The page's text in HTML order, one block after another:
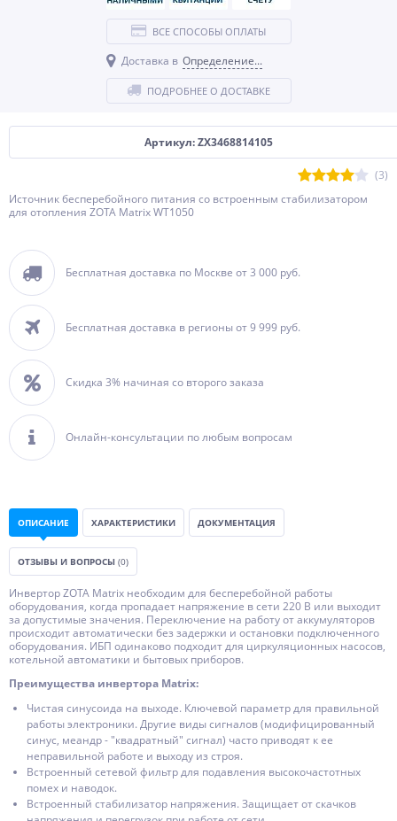
Артикул: ZX3468814105
(3)
Источник бесперебойного питания со встроенным стабилизатором
для отопления ZOTA Matrix WT1050
Бесплатная доставка по Москве от 3 000 руб.
Бесплатная доставка в регионы от 9 999 руб.
Скидка 3% начиная со второго заказа
Онлайн-консультации по любым вопросам
ВСЕ СПОСОБЫ ОПЛАТЫ
Доставка в Определение...
ПОДРОБНЕЕ О ДОСТАВКЕ
ОПИСАНИЕ ХАРАКТЕРИСТИКИ ДОКУМЕНТАЦИЯ
ОТЗЫВЫ И ВОПРОСЫ (0)
Инвертор ZOTA Matrix необходим для бесперебойной работы
оборудования, когда пропадает напряжение в сети 220 В или выходит
за допустимые значения. Переключение на работу от аккумуляторов
происходит автоматически без задержки и остановки подключенного
оборудования. ИБП одинаково подходит для циркуляционных насосов,
котельной автоматики и бытовых приборов.
Преимущества инвертора Matrix:
Чистая синусоида на выходе. Ключевой параметр для правильной
работы электроники. Другие виды сигналов (модифицированный
синус, меандр - "квадратный" сигнал) часто приводят к ее
неправильной работе и выходу из строя.
Встроенный сетевой фильтр для подавления высокочастотных
помех и наводок.
Встроенный стабилизатор напряжения. Защищает от скачков